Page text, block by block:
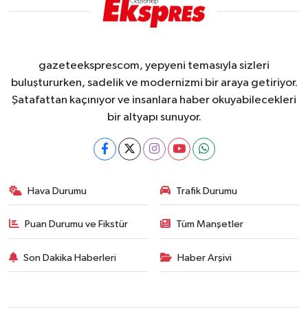
gazeteeksprescom, yepyeni temasıyla sizleri
buluştururken, sadelik ve modernizmi bir araya getiriyor.
Şatafattan kaçınıyor ve insanlara haber okuyabilecekleri
bir altyapı sunuyor.
Hava Durumu Trafik Durumu
Puan Durumu ve Fikstür Tüm Manşetler
Son Dakika Haberleri Haber Arşivi